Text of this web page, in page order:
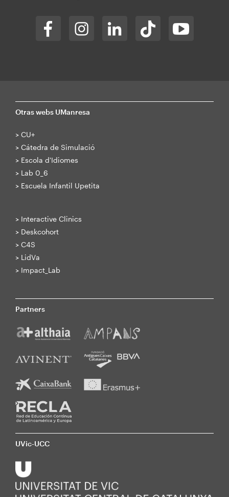
Otras webs UManresa
> CU+
> Cátedra de Simulació
> Escola d'Idiomes
> Lab 0_6
> Escuela Infantil Upetita
> Interactive Clinics
> Deskcohort
> C4S
> LidVa
> Impact_Lab
Partners
UVic-UCC